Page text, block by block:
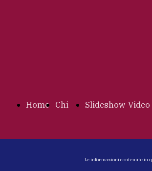
Home Chi Slideshow-Video
Le informazioni contenute in